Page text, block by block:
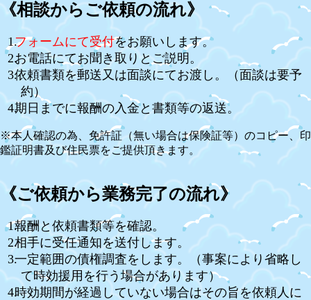
《相談からご依頼の流れ》
フォームにて受付をお願いします。
お電話にてお聞き取りとご説明。
依頼書類を郵送又は面談にてお渡し。（面談は要予
約）
期日までに報酬の入金と書類等の返送。
※本人確認の為、免許証（無い場合は保険証等）のコピー、印
鑑証明書及び住民票をご提供頂きます。
《ご依頼から業務完了の流れ》
報酬と依頼書類等を確認。
相手に受任通知を送付します。
一定範囲の債権調査をします。（事案により省略し
て時効援用を行う場合があります）
時効期間が経過していない場合はその旨を依頼人に